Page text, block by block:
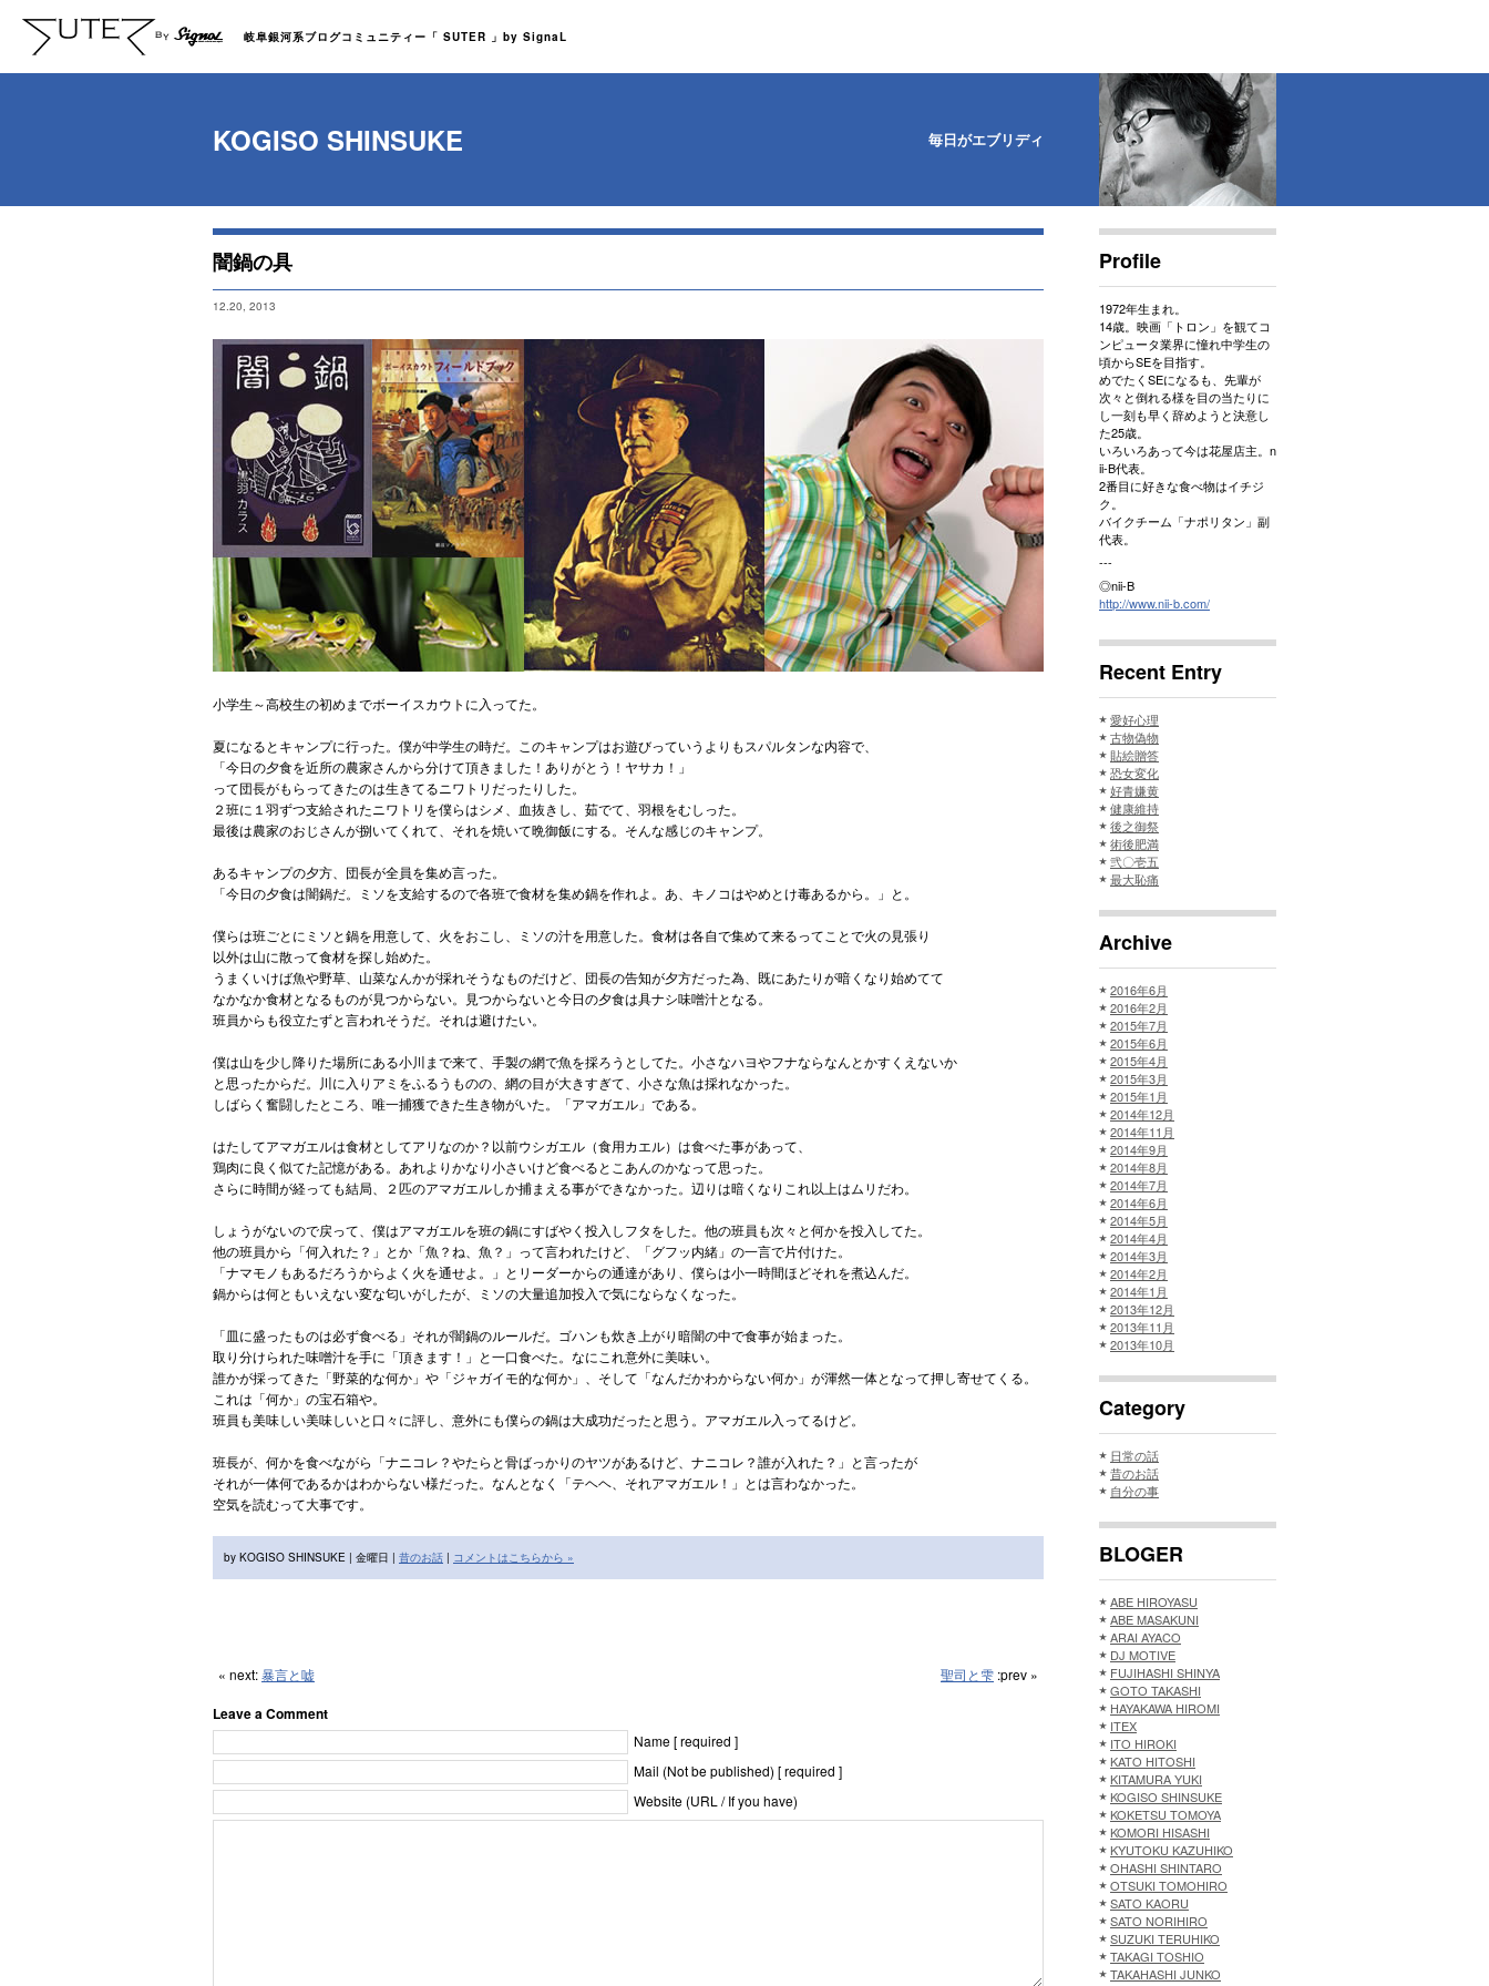
岐阜銀河系ブログコミュニティー「 SUTER 」by SignaL
KOGISO SHINSUKE 毎日がエブリディ
闇鍋の具
12.20, 2013
小学生～高校生の初めまでボーイスカウトに入ってた。
夏になるとキャンプに行った。僕が中学生の時だ。このキャンプはお遊びっていうよりもスパルタンな内容で、
「今日の夕食を近所の農家さんから分けて頂きました！ありがとう！ヤサカ！」
って団長がもらってきたのは生きてるニワトリだったりした。
２班に１羽ずつ支給されたニワトリを僕らはシメ、血抜きし、茹でて、羽根をむしった。
最後は農家のおじさんが捌いてくれて、それを焼いて晩御飯にする。そんな感じのキャンプ。
あるキャンプの夕方、団長が全員を集め言った。
「今日の夕食は闇鍋だ。ミソを支給するので各班で食材を集め鍋を作れよ。あ、キノコはやめとけ毒あるから。」と。
僕らは班ごとにミソと鍋を用意して、火をおこし、ミソの汁を用意した。食材は各自で集めて来るってことで火の見張り
以外は山に散って食材を探し始めた。
うまくいけば魚や野草、山菜なんかが採れそうなものだけど、団長の告知が夕方だった為、既にあたりが暗くなり始めてて
なかなか食材となるものが見つからない。見つからないと今日の夕食は具ナシ味噌汁となる。
班員からも役立たずと言われそうだ。それは避けたい。
僕は山を少し降りた場所にある小川まで来て、手製の網で魚を採ろうとしてた。小さなハヨやフナならなんとかすくえないか
と思ったからだ。川に入りアミをふるうものの、網の目が大きすぎて、小さな魚は採れなかった。
しばらく奮闘したところ、唯一捕獲できた生き物がいた。「アマガエル」である。
はたしてアマガエルは食材としてアリなのか？以前ウシガエル（食用カエル）は食べた事があって、
鶏肉に良く似てた記憶がある。あれよりかなり小さいけど食べるとこあんのかなって思った。
さらに時間が経っても結局、２匹のアマガエルしか捕まえる事ができなかった。辺りは暗くなりこれ以上はムリだわ。
しょうがないので戻って、僕はアマガエルを班の鍋にすばやく投入しフタをした。他の班員も次々と何かを投入してた。
他の班員から「何入れた？」とか「魚？ね、魚？」って言われたけど、「グフッ内緒」の一言で片付けた。
「ナマモノもあるだろうからよく火を通せよ。」とリーダーからの通達があり、僕らは小一時間ほどそれを煮込んだ。
鍋からは何ともいえない変な匂いがしたが、ミソの大量追加投入で気にならなくなった。
「皿に盛ったものは必ず食べる」それが闇鍋のルールだ。ゴハンも炊き上がり暗闇の中で食事が始まった。
取り分けられた味噌汁を手に「頂きます！」と一口食べた。なにこれ意外に美味い。
誰かが採ってきた「野菜的な何か」や「ジャガイモ的な何か」、そして「なんだかわからない何か」が渾然一体となって押し寄せてくる。
これは「何か」の宝石箱や。
班員も美味しい美味しいと口々に評し、意外にも僕らの鍋は大成功だったと思う。アマガエル入ってるけど。
班長が、何かを食べながら「ナニコレ？やたらと骨ばっかりのヤツがあるけど、ナニコレ？誰が入れた？」と言ったが
それが一体何であるかはわからない様だった。なんとなく「テヘヘ、それアマガエル！」とは言わなかった。
空気を読むって大事です。
by KOGISO SHINSUKE | 金曜日 | 昔のお話 | コメントはこちらから »
« next:暴言と嘘 聖司と雫 :prev »
Leave a Comment
Name [ required ]
Mail (Not be published) [ required ]
Website (URL / If you have)
Profile
1972年生まれ。
14歳。映画「トロン」を観てコ
ンピュータ業界に憧れ中学生の
頃からSEを目指す。
めでたくSEになるも、先輩が
次々と倒れる様を目の当たりに
し一刻も早く辞めようと決意し
た25歳。
いろいろあって今は花屋店主。 n
ii-B代表。
2番目に好きな食べ物はイチジ
ク。
バイクチーム「ナポリタン」副
代表。
---
◎nii-B
http://www.nii-b.com/
Recent Entry
愛好心理
古物偽物
貼絵贈答
恐女変化
好青嫌黄
健康維持
後之御祭
術後肥満
弐〇壱五
最大恥痛
Archive
2016年6月
2016年2月
2015年7月
2015年6月
2015年4月
2015年3月
2015年1月
2014年12月
2014年11月
2014年9月
2014年8月
2014年7月
2014年6月
2014年5月
2014年4月
2014年3月
2014年2月
2014年1月
2013年12月
2013年11月
2013年10月
Category
日常の話
昔のお話
自分の事
BLOGER
ABE HIROYASU
ABE MASAKUNI
ARAI AYACO
DJ MOTIVE
FUJIHASHI SHINYA
GOTO TAKASHI
HAYAKAWA HIROMI
ITEX
ITO HIROKI
KATO HITOSHI
KITAMURA YUKI
KOGISO SHINSUKE
KOKETSU TOMOYA
KOMORI HISASHI
KYUTOKU KAZUHIKO
OHASHI SHINTARO
OTSUKI TOMOHIRO
SATO KAORU
SATO NORIHIRO
SUZUKI TERUHIKO
TAKAGI TOSHIO
TAKAHASHI JUNKO